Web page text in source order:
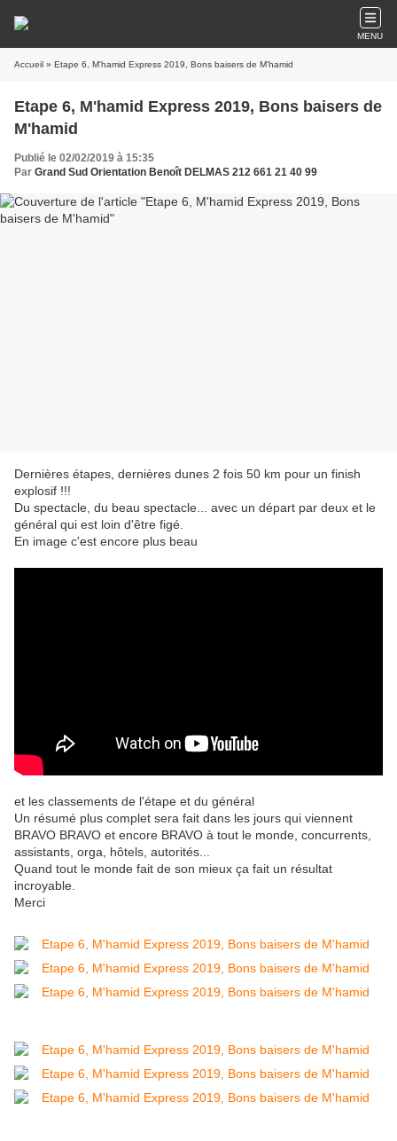
MENU
Accueil » Etape 6, M'hamid Express 2019, Bons baisers de M'hamid
Etape 6, M'hamid Express 2019, Bons baisers de
M'hamid
Publié le 02/02/2019 à 15:35
Par Grand Sud Orientation Benoît DELMAS 212 661 21 40 99
Dernières étapes, dernières dunes 2 fois 50 km pour un finish
explosif !!!
Du spectacle, du beau spectacle... avec un départ par deux et le
général qui est loin d'être figé.
En image c'est encore plus beau
et les classements de l'étape et du général
Un résumé plus complet sera fait dans les jours qui viennent
BRAVO BRAVO et encore BRAVO à tout le monde, concurrents,
assistants, orga, hôtels, autorités...
Quand tout le monde fait de son mieux ça fait un résultat
incroyable.
Merci